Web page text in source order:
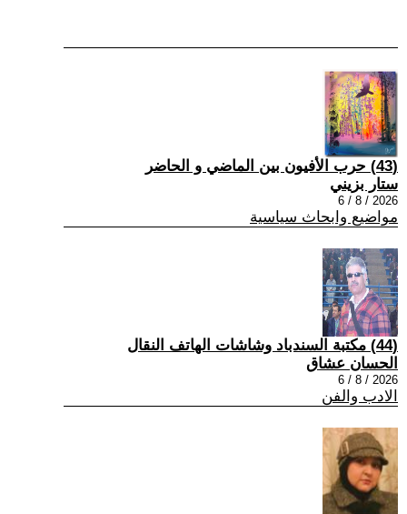
(43) حرب الأفيون بين الماضي و الحاضر
ستار بزيني
2026 / 8 / 6
مواضيع وابحاث سياسية
(44) مكتبة السندباد وشاشات الهاتف النقال
الحسان عشاق
2026 / 8 / 6
الادب والفن